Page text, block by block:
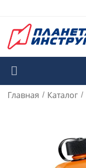
Главная / Каталог /